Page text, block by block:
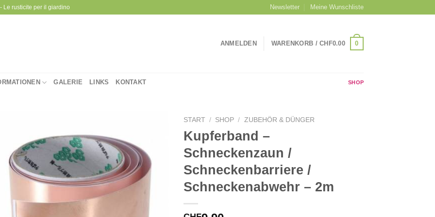
Le rusticite per il giardino Newsletter Meine Wunschliste
ANMELDEN WARENKORB /CHF0.00 0
GALERIE LINKS KONTAKT SHOP
Zu
Wunschliste
hinzufügen
START / SHOP / ZUBEHÖR & DÜNGER
Kupferband –
Schneckenzaun /
Schneckenbarriere /
Schneckenabwehr – 2m